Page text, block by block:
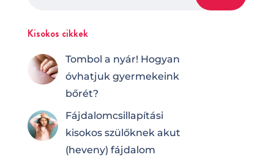
Kisokos cikkek
Tombol a nyár! Hogyan
óvhatjuk gyermekeink
bőrét?
Fájdalomcsilla­pí­tá­si
kisokos szülőknek akut
(heveny) fájdalom